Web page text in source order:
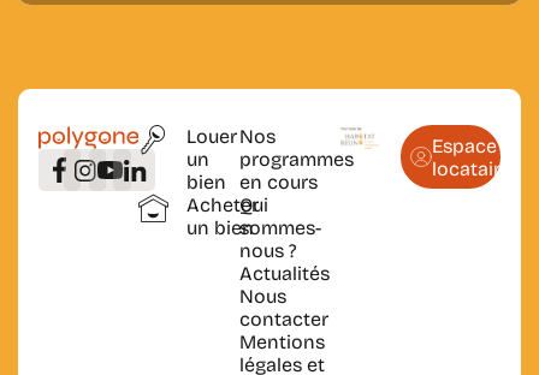
Louer
un
bien
Acheter
un bien
Nos
programmes
en cours
Qui
sommes-
nous ?
Actualités
Nous
contacter
Mentions
légales et
Espace
locataire